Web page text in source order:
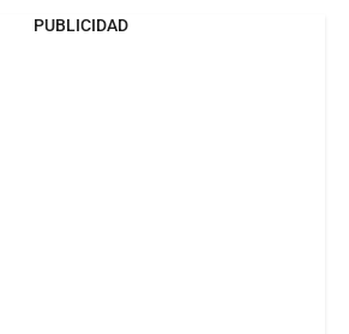
PUBLICIDAD